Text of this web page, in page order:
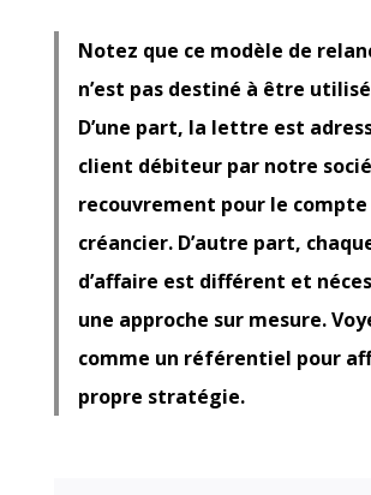
Notez que ce modèle de
n’est pas destiné à être
D’une part, la lettre est
client débiteur par notre
recouvrement pour le compte
créancier. D’autre part,
d’affaire est différent et
une approche sur mesure.
comme un référentiel pour
propre stratégie.